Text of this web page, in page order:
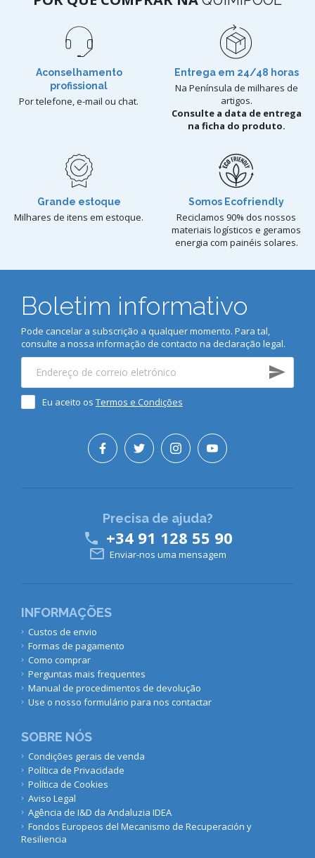
Aconselhamento
profissional
Por telefone, e-mail ou chat.
Entrega em 24/48 horas
Na Península de milhares de
artigos.
Consulte a data de entrega
na ficha do produto.
Grande estoque
Milhares de itens em estoque.
Somos Ecofriendly
Reciclamos 90% dos nossos
materiais logísticos e geramos
energia com painéis solares.
Boletim informativo
Pode cancelar a subscrição a qualquer momento. Para tal,
consulte a nossa informação de contacto na declaração legal.
Eu aceito os Termos e Condições
INFORMAÇÕES
Custos de envio
Formas de pagamento
Como comprar
Perguntas mais frequentes
Manual de procedimentos de devolução
Use o nosso formulário para nos contactar
SOBRE NÓS
Condições gerais de venda
Política de Privacidade
Política de Cookies
Aviso Legal
Agência de I&D da Andaluzia IDEA
Fondos Europeos del Mecanismo de Recuperación y
Resiliencia
Precisa de ajuda?
 +34 91 128 55 90
 Enviar-nos uma mensagem